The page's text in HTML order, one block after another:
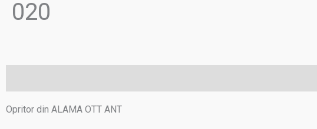
020
Opritor din ALAMA OTT ANT